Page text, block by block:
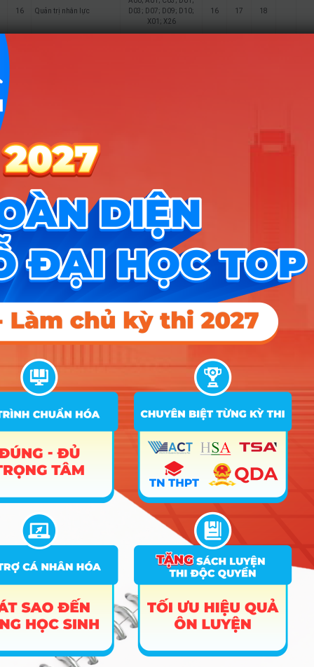
16 Quản trị nhân lực
D03; D07; D09; D10;
X01; X26
16 17 18
20 Kinh tế nông nghiệp
21
Song ngành Kinh tế – Tài
chính (Chương trình tiên
tiến)
A00; A01; C03; D01;
D03; D07; D09; D10;
X01; X26
STT Tên ngành
Tổ
hợp
Điểm Chuẩn
Ghi
chú
2025 2024 2023
2 Kinh tế (Đào tạo bằng Tiếng Anh)
3 Kinh tế chính trị
4 Kinh tế quốc tế
Thống kê kinh tế
6 Kinh tế số
Quản trị kinh doanh
8
Quản trị kinh doanh (Đào tạo bằng Tiếng
10 Kinh doanh thương mại
11
12 Tài chính – Ngân hàng
Kế toán
14 Kế toán (Đào tạo bằng Tiếng Anh)
Kiểm toán
16 Quản trị nhân lực
18 Tài chính – Ngân hàng (Liên kết)
19 Logistics và Quản lý chuỗi cung ứng
Song ngành Kinh tế – Tài chính (Chương